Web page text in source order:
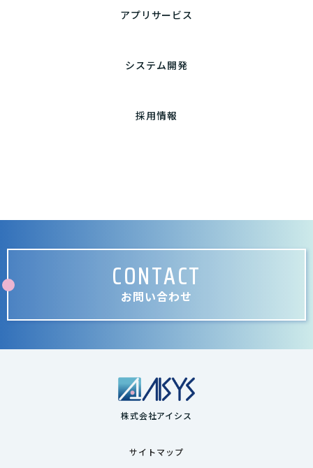
アプリサービス
システム開発
採用情報
CONTACT
お問い合わせ
株式会社アイシス
サイトマップ